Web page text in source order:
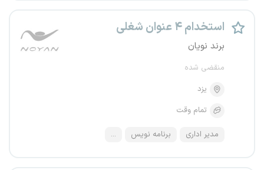
استخدام ۴ عنوان شغلی
برند نویان
منقضی شده
یزد
تمام وقت
مدیر اداری برنامه نویس ...